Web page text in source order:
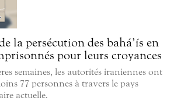
la persécution des bahá’ís en
pour leurs croyances
semaines, les autorités iraniennes ont
77 personnes à travers le pays
actuelle.